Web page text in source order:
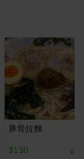
豚骨拉麵
$130